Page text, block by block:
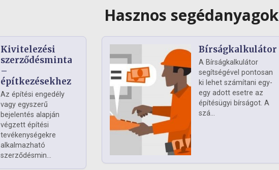
Hasznos segédanyagok
Kivitelezési
szerződésminta
–
építkezésekhez
Az építési engedély
vagy egyszerű
bejelentés alapján
végzett építési
tevékenységekre
alkalmazható
szerződésmin...
Bírságkalkulátor
A Bírságkalkulátor
segítségével pontosan
ki lehet számítani egy-
egy adott esetre az
építésügyi bírságot. A
szá...